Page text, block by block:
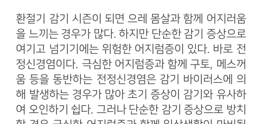
환절기 감기 시즌이 되면 으레 몸살과 함께 어지러움
을 느끼는 경우가 많다. 하지만 단순한 감기 증상으로
여기고 넘기기에는 위험한 어지럼증이 있다. 바로 전
정신경염이다. 극심한 어지럼증과 함께 구토, 메스꺼
움 등을 동반하는 전정신경염은 감기 바이러스에 의
해 발생하는 경우가 많아 초기 증상이 감기와 유사하
여 오인하기 쉽다. 그러나 단순한 감기 증상으로 방치